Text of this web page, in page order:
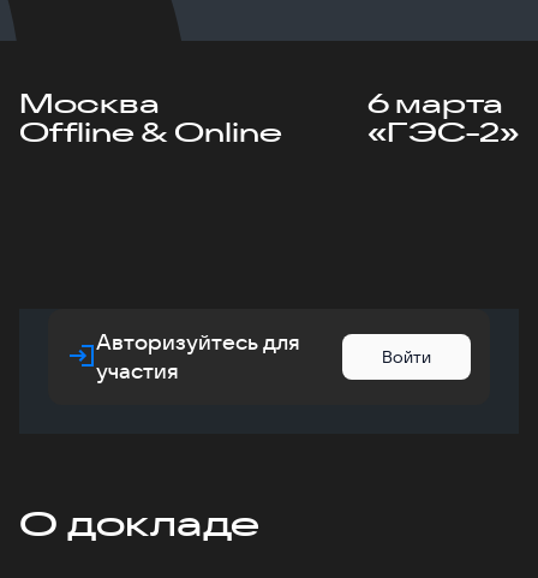
Москва
Offline & Online
6 марта
«ГЭС-2»
Авторизуйтесь для
участия
Войти
О докладе